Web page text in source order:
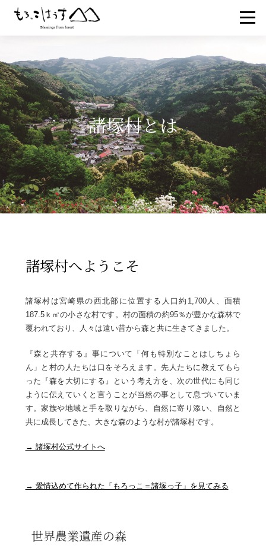
諸塚村とは
諸塚村へようこそ
諸塚村は宮崎県の西北部に位置する人口約1,700人、面積
187.5ｋ㎡の小さな村です。村の面積の約95％が豊かな森林で
覆われており、人々は遠い昔から森と共に生きてきました。
『森と共存する』事について「何も特別なことはしちょら
ん」と村の人たちは口をそろえます。先人たちに教えてもら
った『森を大切にする』という考え方を、次の世代にも同じ
ように伝えていくと言うことが当然の事として息づいていま
す。家族や地域と手を取りながら、自然に寄り添い、自然と
共に成長してきた、大きな森のような村が諸塚村です。
→ 諸塚村公式サイトへ
→ 愛情込めて作られた「もろっこ＝諸塚っ子」を見てみる
世界農業遺産の森